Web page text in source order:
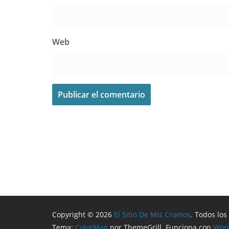
Web
Copyright © 2026 El Sitio De Mis Cromos. Todos